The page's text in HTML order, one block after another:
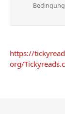
https://
org/